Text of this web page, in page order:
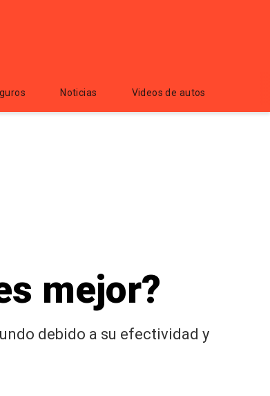
Noticias Videos de autos
mejor?
debido a su efectividad y